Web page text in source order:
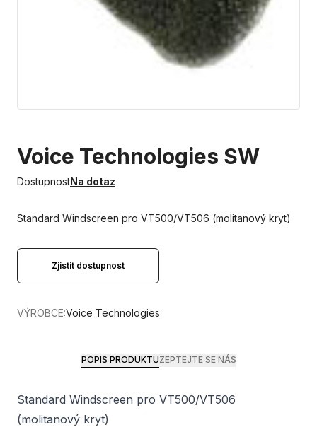
Voice Technologies SW
DostupnostNa dotaz
Standard Windscreen pro VT500/VT506 (molitanový kryt)
Zjistit dostupnost
VÝROBCE:Voice Technologies
POPIS PRODUKTUZEPTEJTE SE NÁS
Standard Windscreen pro VT500/VT506
(molitanový kryt)